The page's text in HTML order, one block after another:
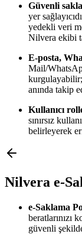
Güvenli
yer
yedekli veri
Nilvera ekibi
E-posta,
Mail/
kurgulayabilir;
anında takip
Kullanıcı
sınırsız
belirleyerek
Nilvera e-
e-Saklama
beratlarınızı
güvenli